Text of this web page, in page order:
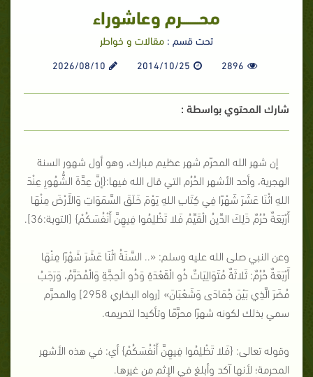
محــــــــرم وعاشوراء
تحت قسم : مقالات و خواطر
2896
2014/10/25
2026/08/10
شارك المحتوي بواسطة :
إن شهر الله المحرّم شهر عظيم مبارك، وهو أول شهور السنة
الهجرية، وأحد الأشهر الحُرُم التي قال الله فيها:{إنَّ عِدَّةَ الشُّهُورِ عِنْدَ
اللهِ اثْنَا عَشَرَ شَهْرًا فِي كِتَابِ اللهِ يَوْمَ خَلَقَ السَّمَوَاتِ وَالأَرْضَ مِنْهَا
أَرْبَعَةٌ حُرُمٌ ذَلِكَ الدِّينُ الْقَيِّمُ فَلا تَظْلِمُوا فِيهِنَّ أَنْفُسَكُمْ} [التوبة:36].
وعن النبي صلى الله عليه وسلم: «.. السَّنَةُ اثْنَا عَشَرَ شَهْرًا مِنْهَا
أَرْبَعَةٌ حُرُمٌ: ثَلاثَةٌ مُتَوَالِيَاتٌ ذُو الْقَعْدَةِ وَذُو الْحِجَّةِ وَالْمُحَرَّمُ، وَرَجَبُ
مُضَرَ الَّذِي بَيْنَ جُمَادَى وَشَعْبَانَ» [رواه البخاري 2958] والمحرَّم
سمي بذلك لكونه شهرًا محرَّمًا وتأكيدا لتحريمه.
وقوله تعالى: {فَلا تَظْلِمُوا فِيهِنَّ أَنْفُسَكُمْ} أي: في هذه الأشهر
المحرمة؛ لأنها آكد وأبلغ في الإثم من غيرها.